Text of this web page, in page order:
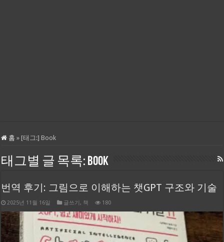
홈 » [태그:]Book
태그별 글 목록: Book
번역 후기: 그림으로 이해하는 챗GPT 구조와 기술
2025년 11월 16일 글쓰기, 책 180